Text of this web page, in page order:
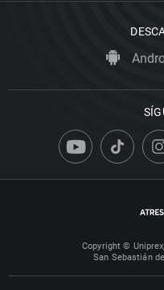
Copyright ©
San Sebastián